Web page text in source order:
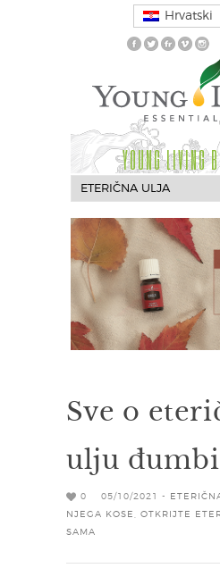
Hrvatski
YOUNG LIVING
Sve o
ulju
0 05/10/2021 -
NJEGA KOSE
OTKRIJTE
SAMA